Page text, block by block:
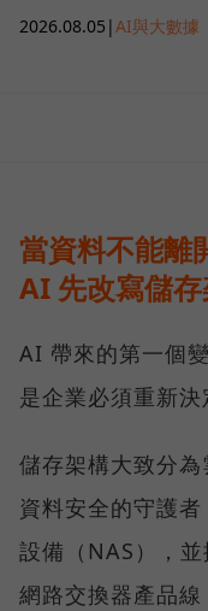
2026.08.05 |AI與大數據
當資料不能離
AI 先改寫儲
AI 帶來的第一個
是企業必須重新決
儲存架構大致分
資料安全的守護
設備（NAS），
網路交換器產品